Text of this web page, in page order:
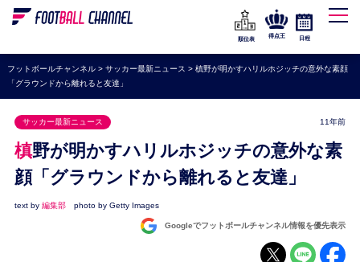
WEリーグ
海外サッカー
プレミアリーグ
ラ・リーガ
セリエA
ブンデスリーガ
UEFA
ナショナルチーム
順位表
得点王 日程
フットボールチャンネル> サッカー最新ニュース > 槙野が明かすハリルホジッチの意外な素顔
「グラウンドから離れると友達」
サッカー最新ニュース 11年前
槙野が明かすハリルホジッチの意外な素
顔「グラウンドから離れると友達」
text by 編集部 photo by Getty Images
Googleでフットボールチャンネル情報を優先表示